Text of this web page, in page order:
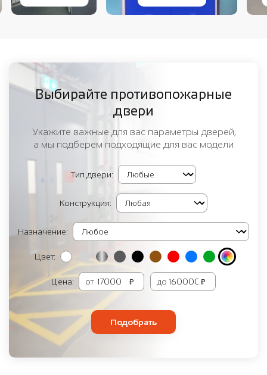
Выбирайте противопожарные
двери
Укажите важные для вас параметры дверей,
а мы подберем подходящие для вас модели
Тип двери:
Конструкция:
Назначение:
Цвет:
Цена: от ₽ до ₽
Подобрать